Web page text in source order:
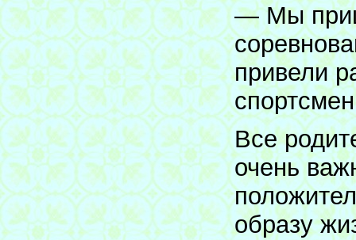
— Мы
привели
Все
очень
образу